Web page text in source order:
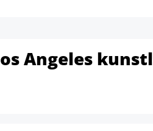
Angeles